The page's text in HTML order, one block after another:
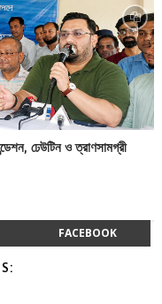
ঢেউটিন ও ত্রাণসামগ্রী
FACEBOOK